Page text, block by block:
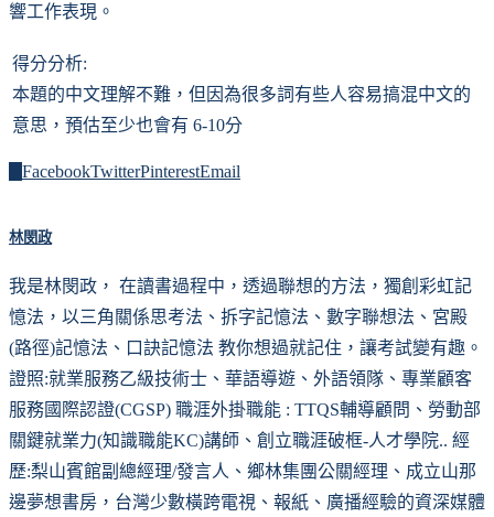
響工作表現。
得分分析:
本題的中文理解不難，但因為很多詞有些人容易搞混中文的
意思，預估至少也會有 6-10分
FacebookTwitterPinterestEmail
林閔政
我是林閔政， 在讀書過程中，透過聯想的方法，獨創彩虹記
憶法，以三角關係思考法、拆字記憶法、數字聯想法、宮殿
(路徑)記憶法、口訣記憶法 教你想過就記住，讓考試變有趣。
證照:就業服務乙級技術士、華語導遊、外語領隊、專業顧客
服務國際認證(CGSP) 職涯外掛職能 : TTQS輔導顧問、勞動部
關鍵就業力(知識職能KC)講師、創立職涯破框-人才學院.. 經
歷:梨山賓館副總經理/發言人、鄉林集團公關經理、成立山那
邊夢想書房，台灣少數橫跨電視、報紙、廣播經驗的資深媒體